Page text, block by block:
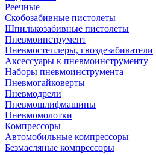
Реечные
Скобозабивные пистолеты
Шпилькозабивные пистолеты
Пневмоинструмент
Пневмостеплеры, гвоздезабиватели
Аксессуары к пневмоинструменту
Наборы пневмоинструмента
Пневмогайковерты
Пневмодрели
Пневмошлифмашины
Пневмомолотки
Компрессоры
Автомобильные компрессоры
Безмасляные компрессоры